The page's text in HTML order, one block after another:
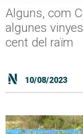
Alguns, com
algunes
cent del raïm
10/08/2023